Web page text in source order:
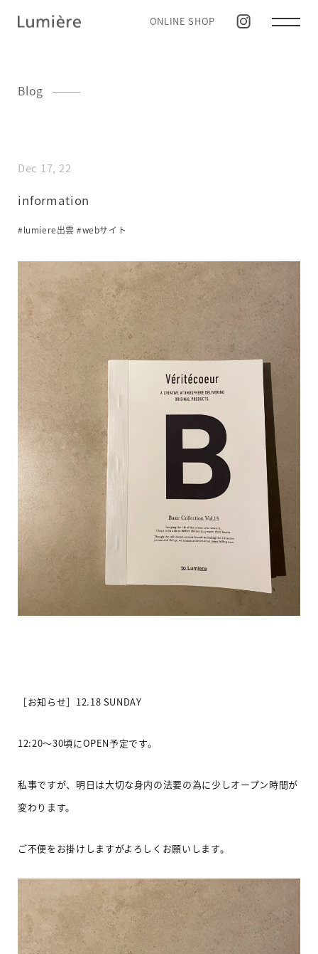
ONLINE SHOP
Blog
Dec 17, 22
information
#lumiere出雲 #webサイト
［お知らせ］ 12.18 SUNDAY
12:20〜30頃にOPEN予定です。
私事ですが、明日は大切な身内の法要の為に少しオープン時間が
変わります。
ご不便をお掛けしますがよろしくお願いします。